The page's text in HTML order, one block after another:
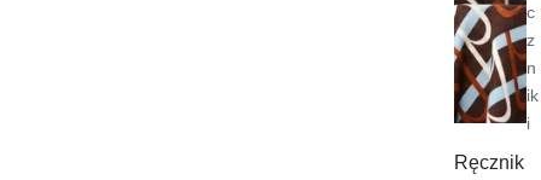
c
z
n
ik
i
Ręcznik